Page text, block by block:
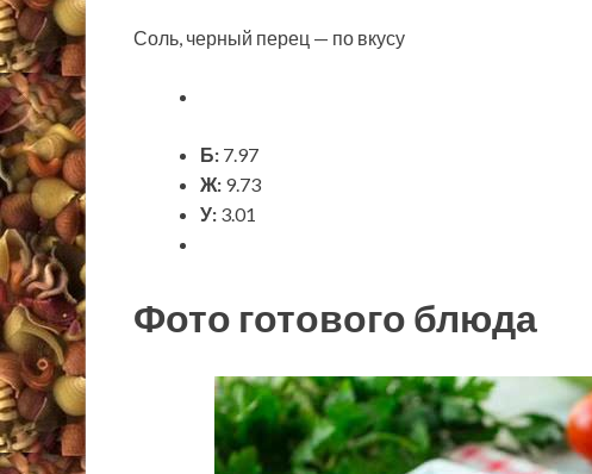
Соль, черный перец — по вкусу
Б: 7.97
Ж: 9.73
У: 3.01
Фото готового блюда